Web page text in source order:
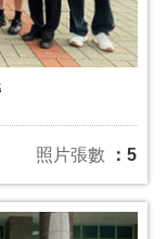
照片張數 ：5